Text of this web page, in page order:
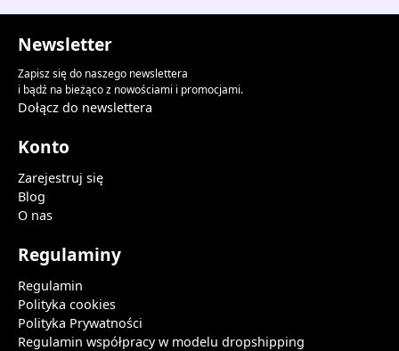
Newsletter
Zapisz się do naszego newslettera
i bądź na bieżąco z nowościami i promocjami.
Dołącz do newslettera
Konto
Zarejestruj się
Blog
O nas
Regulaminy
Regulamin
Polityka cookies
Polityka Prywatności
Regulamin współpracy w modelu dropshipping